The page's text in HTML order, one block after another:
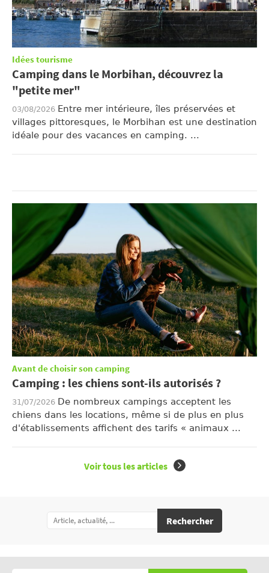
Idées tourisme
Camping dans le Morbihan, découvrez la
"petite mer"
03/08/2026 Entre mer intérieure, îles préservées et
villages pittoresques, le Morbihan est une destination
idéale pour des vacances en camping. ...
Avant de choisir son camping
Camping : les chiens sont-ils autorisés ?
31/07/2026 De nombreux campings acceptent les
chiens dans les locations, même si de plus en plus
d'établissements affichent des tarifs « animaux ...
Voir tous les articles
Rechercher